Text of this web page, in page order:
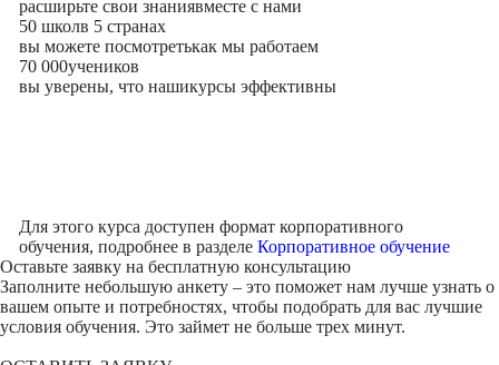
расширьте свои знаниявместе с нами
50 школв 5 странах
вы можете посмотретькак мы работаем
70 000учеников
вы уверены, что нашикурсы эффективны
Для этого курса доступен формат корпоративного
обучения, подробнее в разделе Корпоративное обучение
Оставьте заявку на бесплатную консультацию
Заполните небольшую анкету – это поможет нам лучше узнать о
вашем опыте и потребностях, чтобы подобрать для вас лучшие
условия обучения. Это займет не больше трех минут.